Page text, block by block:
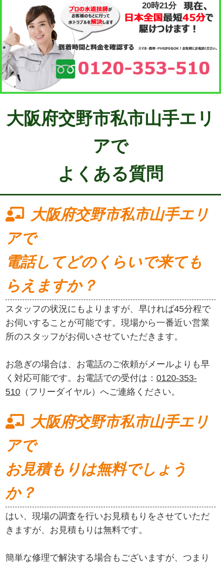
20時21分
大阪府交野市私市山手エリ
アで
よくある質問
大阪府交野市私市山手エリ
アで
電話してどのくらいで来ても
らえますか？
スタッフの状況にもよりますが、早ければ45分程で
お伺いすることが可能です。現場から一番近い営業
所のスタッフがお伺いさせていただきます。
お急ぎの場合は、お電話のご依頼がメールよりも早
く対応可能です。お電話での受付は：0120-353-
510 （フリーダイヤル）へご連絡ください。
大阪府交野市私市山手エリ
アで
お見積もりは無料でしょう
か？
はい、現場の調査を行いお見積もりをさせていただ
きますが、お見積もりは無料です。
簡単な修理で解決する場合もございますが、つまり